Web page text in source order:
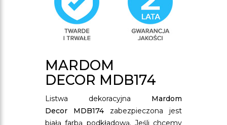
MARDOM
DECOR MDB174
Listwa dekoracyjna Mardom
Decor MDB174 zabezpieczona jest
białą farbą podkładową. Jeśli chcemy